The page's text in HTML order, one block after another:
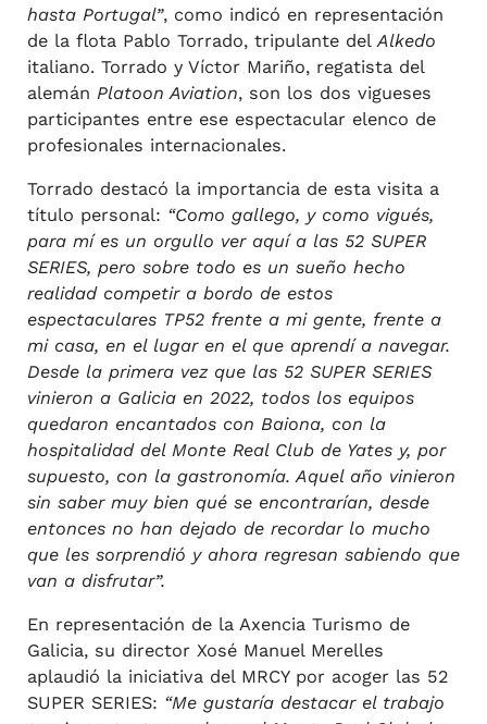
hasta Portugal”, como indicó en representación
de la flota Pablo Torrado, tripulante del Alkedo
italiano. Torrado y Víctor Mariño, regatista del
alemán Platoon Aviation, son los dos vigueses
participantes entre ese espectacular elenco de
profesionales internacionales.
Torrado destacó la importancia de esta visita a
título personal: “Como gallego, y como vigués,
para mí es un orgullo ver aquí a las 52 SUPER
SERIES, pero sobre todo es un sueño hecho
realidad competir a bordo de estos
espectaculares TP52 frente a mi gente, frente a
mi casa, en el lugar en el que aprendí a navegar.
Desde la primera vez que las 52 SUPER SERIES
vinieron a Galicia en 2022, todos los equipos
quedaron encantados con Baiona, con la
hospitalidad del Monte Real Club de Yates y, por
supuesto, con la gastronomía. Aquel año vinieron
sin saber muy bien qué se encontrarían, desde
entonces no han dejado de recordar lo mucho
que les sorprendió y ahora regresan sabiendo que
van a disfrutar”.
En representación de la Axencia Turismo de
Galicia, su director Xosé Manuel Merelles
aplaudió la iniciativa del MRCY por acoger las 52
SUPER SERIES: “Me gustaría destacar el trabajo